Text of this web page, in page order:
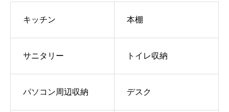
キッチン 本棚
サニタリー トイレ収納
パソコン周辺収納 デスク